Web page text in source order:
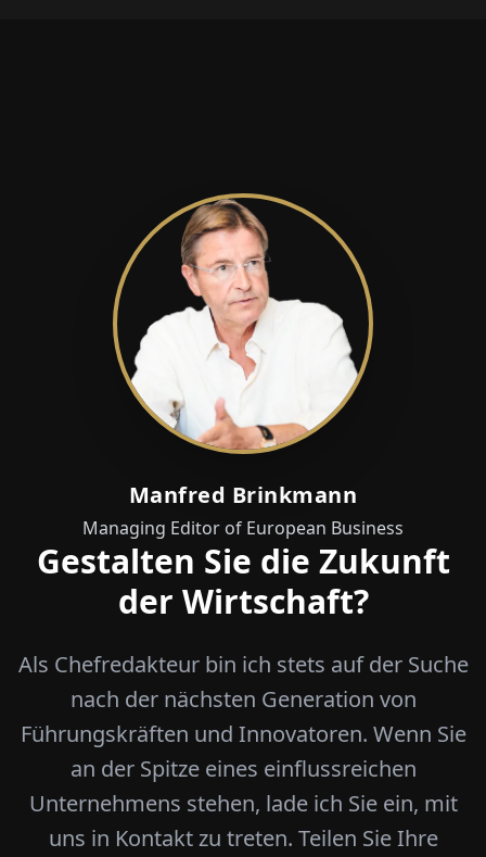
Manfred Brinkmann
Managing Editor of European Business
Gestalten Sie die Zukunft
der Wirtschaft?
Als Chefredakteur bin ich stets auf der Suche
nach der nächsten Generation von
Führungskräften und Innovatoren. Wenn Sie
an der Spitze eines einflussreichen
Unternehmens stehen, lade ich Sie ein, mit
uns in Kontakt zu treten. Teilen Sie Ihre